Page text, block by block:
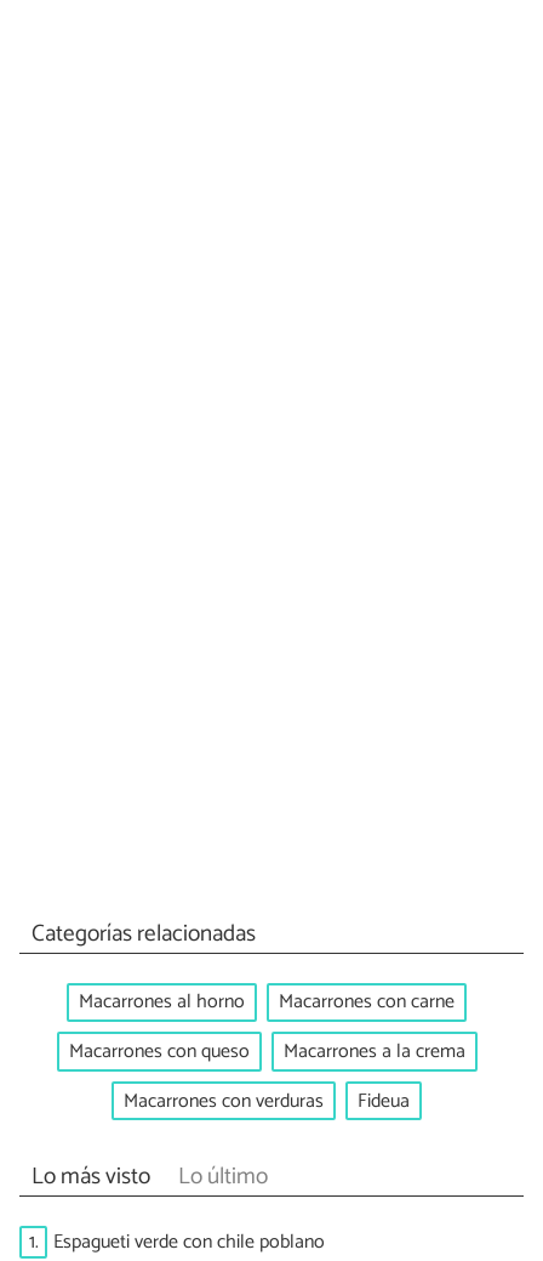
Categorías relacionadas
Macarrones al horno
Macarrones con carne
Macarrones con queso
Macarrones a la crema
Macarrones con verduras
Fideua
Lo más visto Lo último
1. Espagueti verde con chile poblano